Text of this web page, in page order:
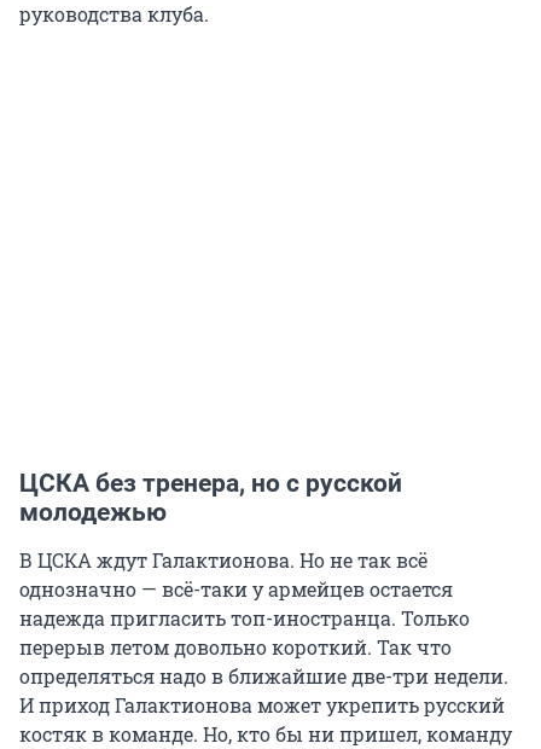
руководства клуба.
ЦСКА без тренера, но с русской
молодежью
В ЦСКА ждут Галактионова. Но не так всё
однозначно — всё-таки у армейцев остается
надежда пригласить топ-иностранца. Только
перерыв летом довольно короткий. Так что
определяться надо в ближайшие две-три недели.
И приход Галактионова может укрепить русский
костяк в команде. Но, кто бы ни пришел, команду